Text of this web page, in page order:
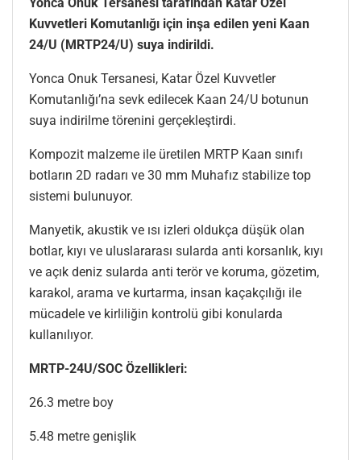
Kuvvetleri Komutanlığı için inşa edilen yeni Kaan
24/U (MRTP24/U) suya indirildi.
Yonca Onuk Tersanesi, Katar Özel Kuvvetler
Komutanlığı’na sevk edilecek Kaan 24/U botunun
suya indirilme törenini gerçekleştirdi.
Kompozit malzeme ile üretilen MRTP Kaan sınıfı
botların 2D radarı ve 30 mm Muhafız stabilize top
sistemi bulunuyor.
Manyetik, akustik ve ısı izleri oldukça düşük olan
botlar, kıyı ve uluslararası sularda anti korsanlık, kıyı
ve açık deniz sularda anti terör ve koruma, gözetim,
karakol, arama ve kurtarma, insan kaçakçılığı ile
mücadele ve kirliliğin kontrolü gibi konularda
kullanılıyor.
MRTP-24U/SOC Özellikleri:
26.3 metre boy
5.48 metre genişlik